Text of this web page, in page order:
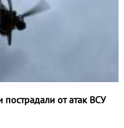
пострадали от атак ВСУ